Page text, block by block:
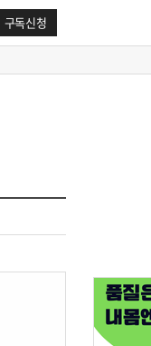
구독신청